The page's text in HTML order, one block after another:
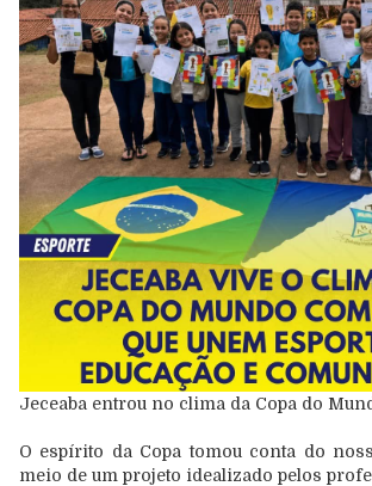
Jeceaba entrou no clima da Copa do
O espírito da Copa tomou conta do
meio de um projeto idealizado pelos